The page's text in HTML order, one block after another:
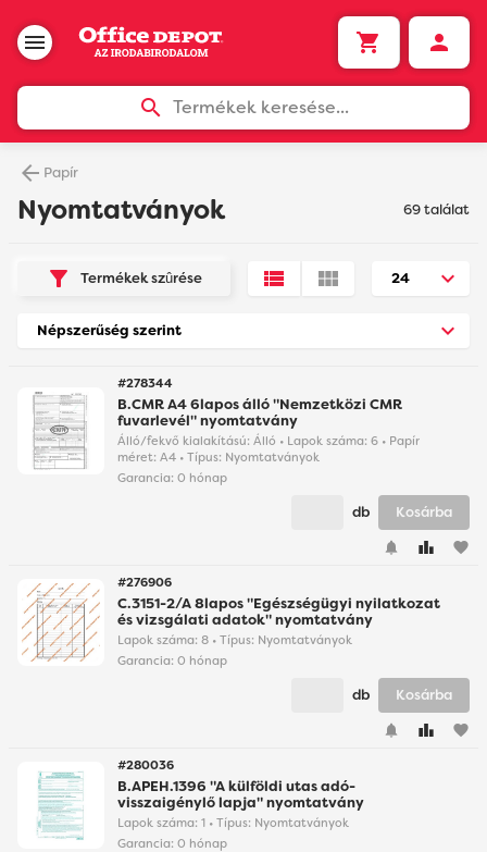
Termékek keresése...
Papír
69 találat
Nyomtatványok
Termékek szûrése
#278344
B.CMR A4 6lapos álló "Nemzetközi CMR
fuvarlevél" nyomtatvány
Álló/fekvő kialakítású: Álló • Lapok száma: 6 • Papír
méret: A4 • Típus: Nyomtatványok
Garancia: 0 hónap
favorite
db Kosárba
#276906
C.3151-2/A 8lapos "Egészségügyi nyilatkozat
és vizsgálati adatok" nyomtatvány
Lapok száma: 8 • Típus: Nyomtatványok
Garancia: 0 hónap
favorite
db Kosárba
#280036
B.APEH.1396 "A külföldi utas adó-
visszaigénylő lapja" nyomtatvány
Lapok száma: 1 • Típus: Nyomtatványok
Garancia: 0 hónap